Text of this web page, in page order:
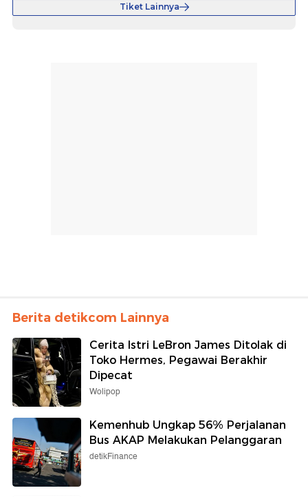
Tiket Lainnya
Berita detikcom Lainnya
Cerita Istri LeBron James Ditolak di
Toko Hermes, Pegawai Berakhir
Dipecat
Wolipop
Kemenhub Ungkap 56% Perjalanan
Bus AKAP Melakukan Pelanggaran
detikFinance